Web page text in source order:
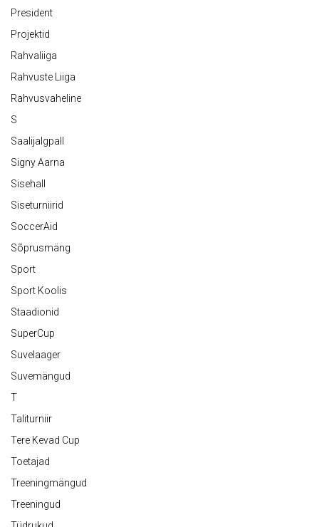
President
Projektid
Rahvaliiga
Rahvuste Liiga
Rahvusvaheline
S
Saalijalgpall
Signy Aarna
Sisehall
Siseturniirid
SoccerAid
Sõprusmäng
Sport
Sport Koolis
Staadionid
SuperCup
Suvelaager
Suvemängud
T
Taliturniir
Tere Kevad Cup
Toetajad
Treeningmängud
Treeningud